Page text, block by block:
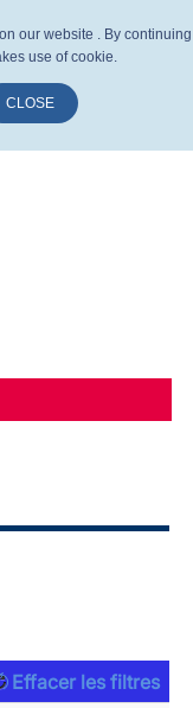
Effacer les filtres
our website . By continuing
use of cookie.
CLOSE